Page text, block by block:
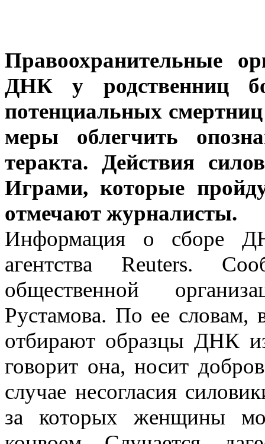
Правоохранительные
ДНК у родственниц
потенциальных
меры облегчить
теракта. Действия
Играми, которые
отмечают журналисты.
Информация о сборе
агентства Reuters.
общественной
Рустамова. По ее словам,
отбирают образцы ДНК
говорит она, носит
случае несогласия
за которых женщины